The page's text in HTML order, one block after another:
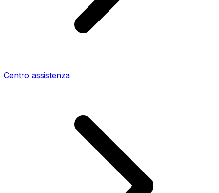
Centro assistenza